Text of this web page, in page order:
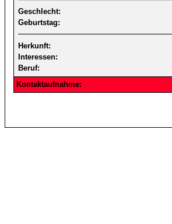
Geschlecht:
Geburtstag:
Herkunft:
Interessen:
Beruf:
Kontaktaufnahme: